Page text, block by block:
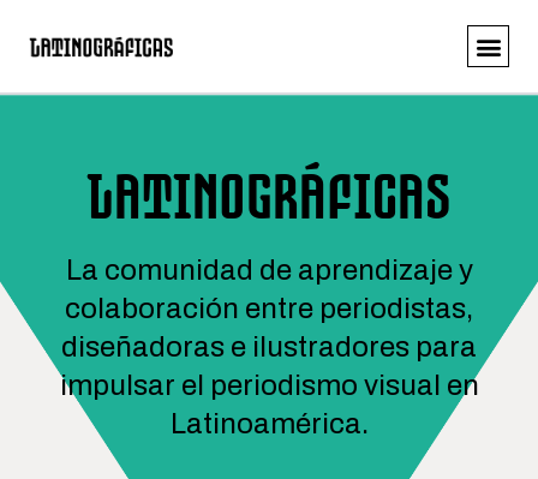
LATINOGRÁFICAS
La comunidad de aprendizaje y
colaboración entre periodistas,
diseñadoras e ilustradores para
impulsar el periodismo visual en
Latinoamérica.